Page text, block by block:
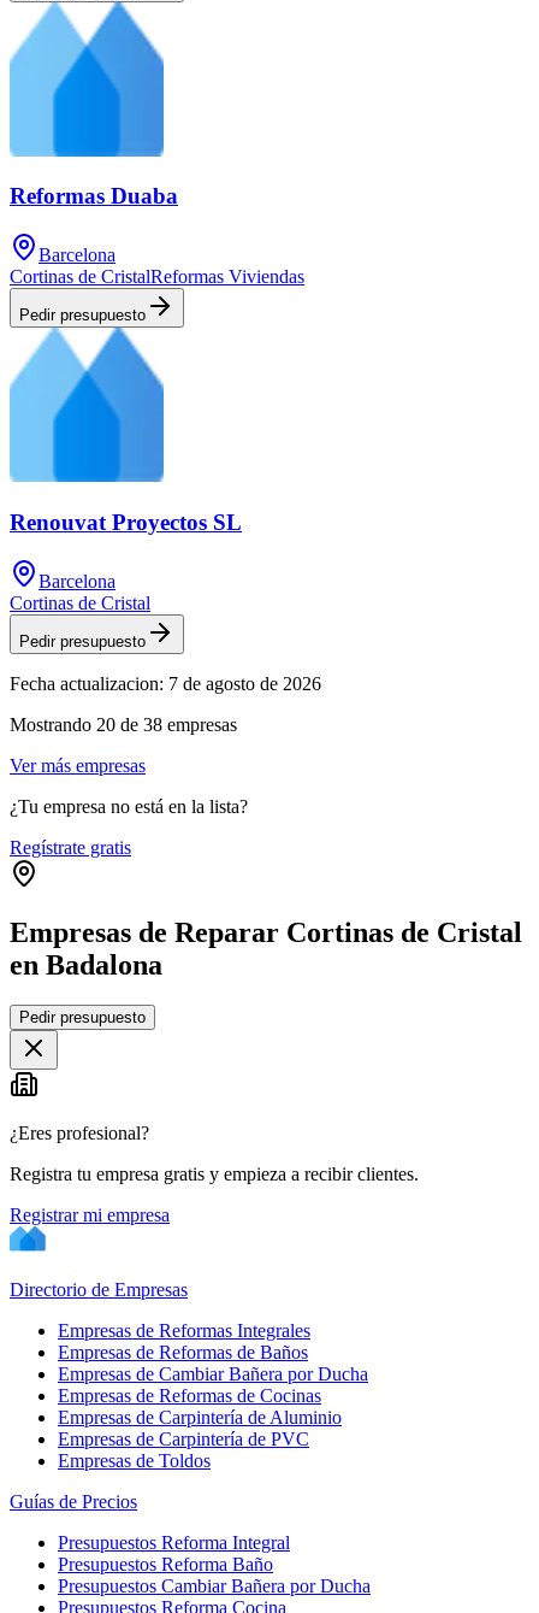
Reformas Duaba
Barcelona
Cortinas de CristalReformas Viviendas
Pedir presupuesto
Renouvat Proyectos SL
Barcelona
Cortinas de Cristal
Pedir presupuesto
Fecha actualizacion: 7 de agosto de 2026
Mostrando 20 de 38 empresas
Ver más empresas
¿Tu empresa no está en la lista?
Regístrate gratis
Empresas de Reparar Cortinas de Cristal
en Badalona
+
−
Pedir presupuesto
¿Eres profesional?
Registra tu empresa gratis y empieza a recibir clientes.
Registrar mi empresa
Directorio de Empresas
Empresas de Reformas Integrales
Empresas de Reformas de Baños
Empresas de Cambiar Bañera por Ducha
Empresas de Reformas de Cocinas
Empresas de Carpintería de Aluminio
Empresas de Carpintería de PVC
Empresas de Toldos
Guías de Precios
Presupuestos Reforma Integral
Presupuestos Reforma Baño
Presupuestos Cambiar Bañera por Ducha
Presupuestos Reforma Cocina